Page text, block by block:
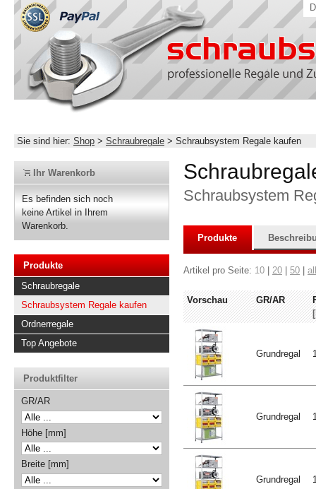
Sie sind hier: Shop > Schraubregale > Schraubsystem Regale kaufen
Ihr Warenkorb
Es befinden sich noch
keine Artikel in Ihrem
Warenkorb.
Produkte
Schraubregale
Schraubsystem Regale kaufen
Ordnerregale
Top Angebote
Produktfilter
GR/AR
Höhe [mm]
Breite [mm]
Schraubsystem
Produkte
Artikel pro Seite: 10 20 50 all
Vorschau GR/AR
Grundregal
Grundregal
Grundregal